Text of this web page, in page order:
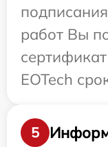
работ Вы
EOTech
5